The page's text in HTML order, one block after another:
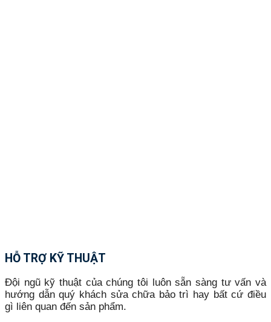
HỖ TRỢ KỸ THUẬT
Đội ngũ kỹ thuật của chúng tôi luôn sẵn sàng tư vấn và
hướng dẫn quý khách sửa chữa bảo trì hay bất cứ điều
gì liên quan đến sản phẩm.